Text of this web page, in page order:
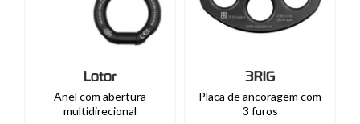
Lotor
Anel com abertura
multidirecional
3RIG
Placa de ancoragem com
3 furos